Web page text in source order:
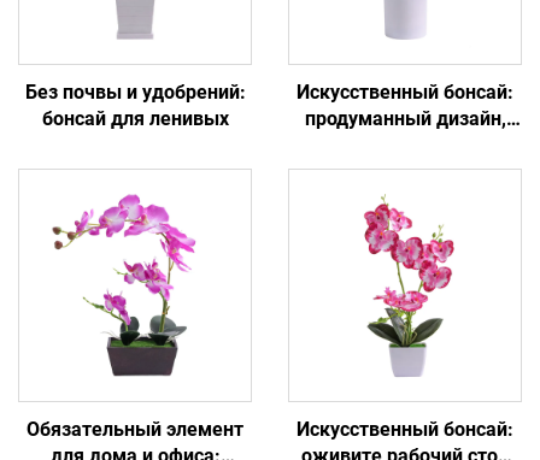
Без почвы и удобрений:
бонсай для ленивых
Искусственный бонсай:
продуманный дизайн,
Обязательный элемент
Искусственный бонсай: